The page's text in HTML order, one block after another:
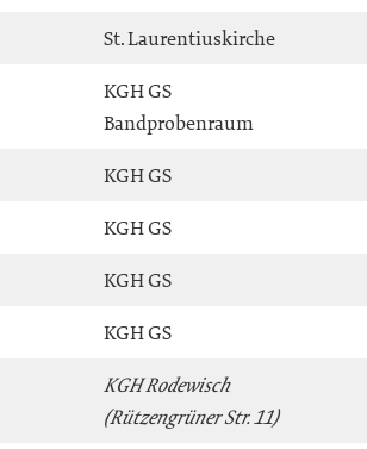
St. Laurentiuskirche
KGH GS
Bandprobenraum
KGH GS
KGH GS
KGH GS
KGH GS
KGH Rodewisch
(Rützengrüner Str. 11)